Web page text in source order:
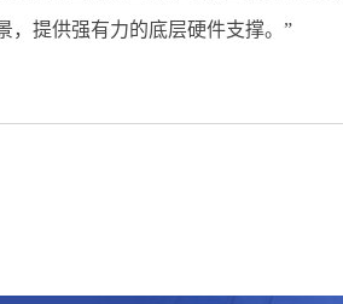
，提供强有力的底层硬件支撑。”